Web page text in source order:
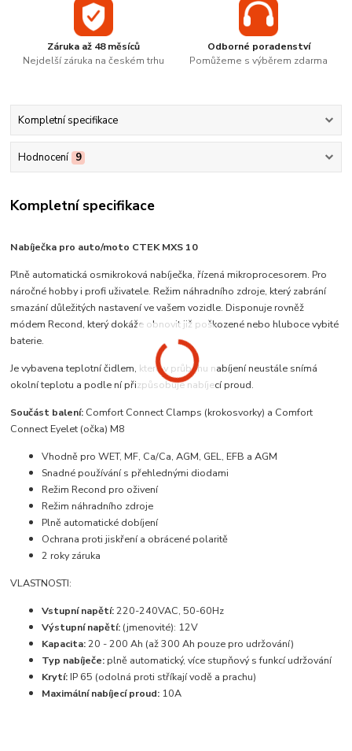
Záruka až 48 měsíců
Nejdelší záruka na českém trhu
Odborné poradenství
Pomůžeme s výběrem zdarma
Kompletní specifikace
Hodnocení 9
Kompletní specifikace
Nabíječka pro auto/moto CTEK MXS 10
Plně automatická osmikroková nabíječka, řízená mikroprocesorem. Pro
náročné hobby i profi uživatele. Režim náhradního zdroje, který zabrání
smazání důležitých nastavení ve vašem vozidle. Disponuje rovněž
módem Recond, který dokáže obnovit již poškozené nebo hluboce vybité
baterie.
Je vybavena teplotní čidlem, které v průběhu nabíjení neustále snímá
okolní teplotu a podle ní přizpůsobuje nabíjecí proud.
Součást balení: Comfort Connect Clamps (krokosvorky) a Comfort
Connect Eyelet (očka) M8
Vhodně pro WET, MF, Ca/Ca, AGM, GEL, EFB a AGM
Snadné používání s přehlednými diodami
Režim Recond pro oživení
Režim náhradního zdroje
Plně automatické dobíjení
Ochrana proti jiskření a obrácené polaritě
2 roky záruka
VLASTNOSTI:
Vstupní napětí:220-240VAC, 50-60Hz
Výstupní napětí: (jmenovité): 12V
Kapacita:20 - 200 Ah (až 300 Ah pouze pro udržování)
Typ nabíječe: plně automatický, více stupňový s funkcí udržování
Krytí: IP 65 (odolná proti stříkají vodě a prachu)
Maximální nabíjecí proud: 10A